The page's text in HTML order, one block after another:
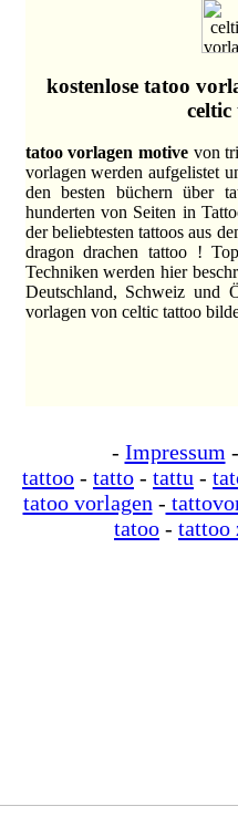
kostenlose tatoo
tatoo vorlagen motivevon
vorlagen werden aufgelistet
den besten büchern über
hunderten von Seiten in
der beliebtesten tattoos aus
dragon drachen tattoo !
Techniken werden hier
Deutschland, Schweiz
vorlagen von celtic tattoo
- Impressum
tattoo - tatto - tattu -
tatoo vorlagen -
tatoo - tattoo